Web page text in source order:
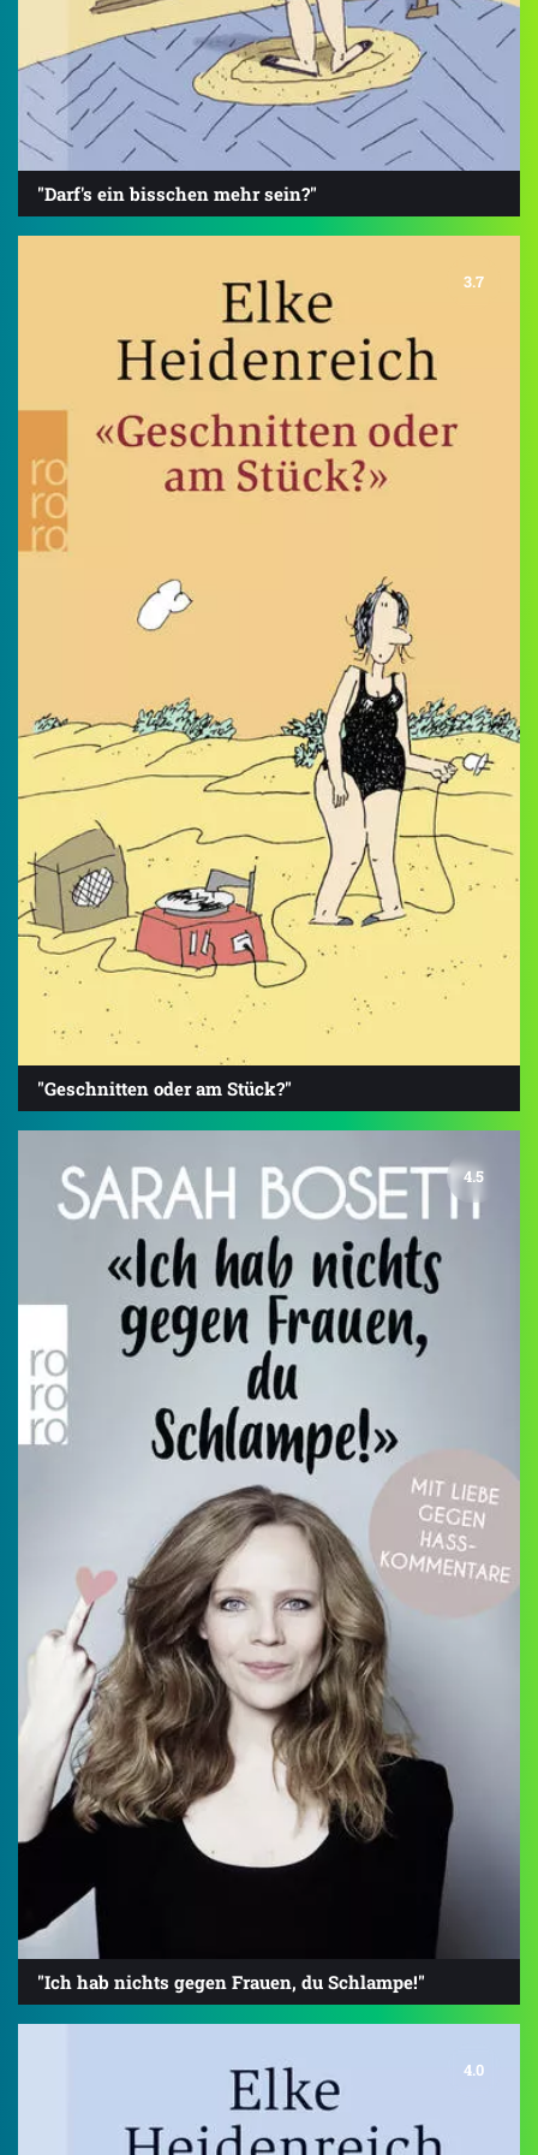
"Darf's ein bisschen mehr sein?"
3.7
"Geschnitten oder am Stück?"
4.5
"Ich hab nichts gegen Frauen, du Schlampe!"
4.0